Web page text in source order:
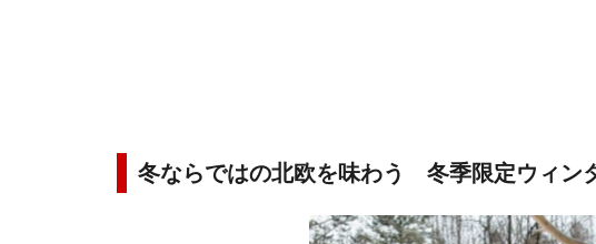
冬ならではの北欧を味わう 冬季限定ウィン